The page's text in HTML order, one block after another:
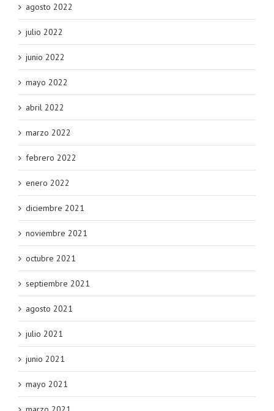
agosto 2022
julio 2022
junio 2022
mayo 2022
abril 2022
marzo 2022
febrero 2022
enero 2022
diciembre 2021
noviembre 2021
octubre 2021
septiembre 2021
agosto 2021
julio 2021
junio 2021
mayo 2021